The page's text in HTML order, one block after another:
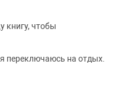
книгу, чтобы
переключаюсь на отдых.